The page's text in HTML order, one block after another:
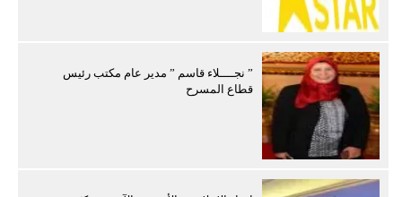
” نجــــلاء قاسم ” مدير عام مكتب رئيس
قطاع المسرح